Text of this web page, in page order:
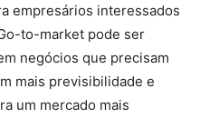
empresários interessados
to-market pode ser
negócios que precisam
mais previsibilidade e
um mercado mais